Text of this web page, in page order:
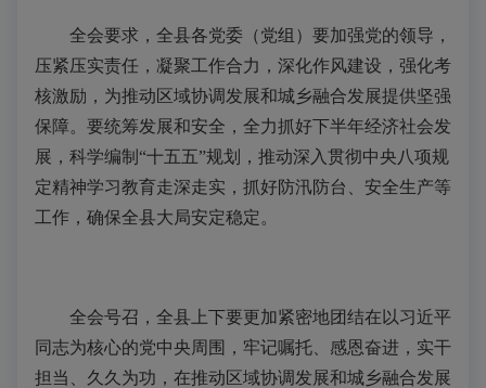
全会要求，全县各党委（党组）要加强党的领导，
压紧压实责任，凝聚工作合力，深化作风建设，强化考
核激励，为推动区域协调发展和城乡融合发展提供坚强
保障。要统筹发展和安全，全力抓好下半年经济社会发
展，科学编制“十五五”规划，推动深入贯彻中央八项规
定精神学习教育走深走实，抓好防汛防台、安全生产等
工作，确保全县大局安定稳定。
全会号召，全县上下要更加紧密地团结在以习近平
同志为核心的党中央周围，牢记嘱托、感恩奋进，实干
担当、久久为功，在推动区域协调发展和城乡融合发展